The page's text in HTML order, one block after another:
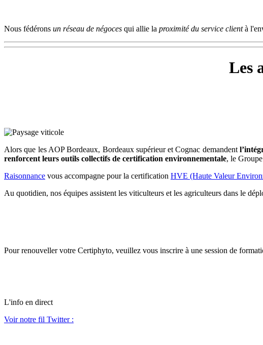
Nous fédérons un réseau de négoces qui allie la proximité du service clientà
Les
Alors que les AOP Bordeaux, Bordeaux supérieur et Cognac demandent
renforcent leurs outils collectifs de certification environnementale, le
Raisonnance vous accompagne pour la certification HVE (Haute Valeur
Au quotidien, nos équipes assistent les viticulteurs et les agriculteurs dans le
Pour renouveller votre Certiphyto, veuillez vous inscrire à une session de
L'info en direct
Voir notre fil Twitter :